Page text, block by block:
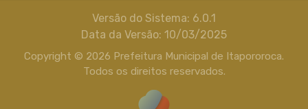
Versão do Sistema: 6.0.1
Data da Versão: 10/03/2025
Copyright © 2026 Prefeitura Municipal de Itapororoca.
Todos os direitos reservados.